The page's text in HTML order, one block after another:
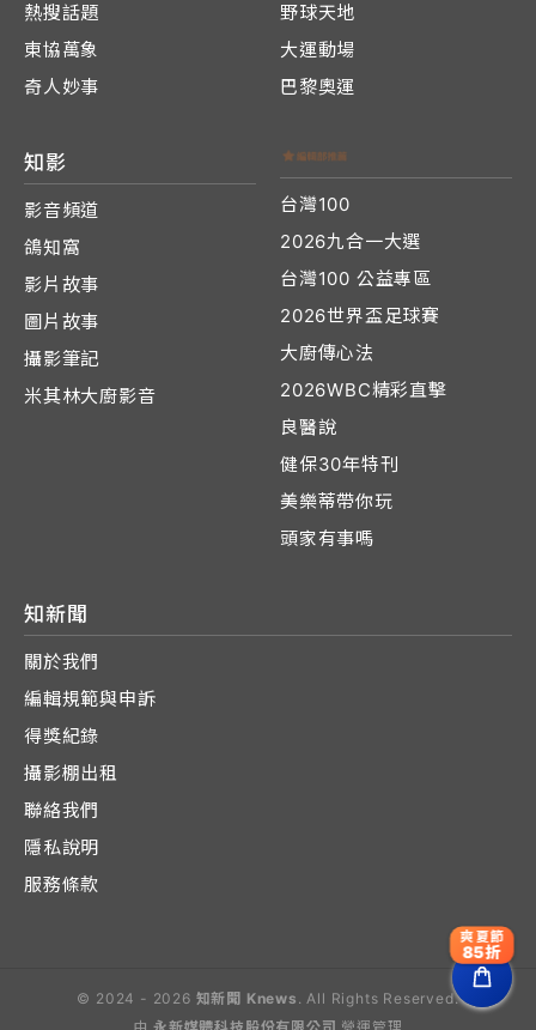
熱搜話題
東協萬象
奇人妙事
野球天地
大運動場
巴黎奧運
知影
影音頻道
鴿知窩
影片故事
圖片故事
攝影筆記
米其林大廚影音
台灣100
2026九合一大選
台灣100 公益專區
2026世界盃足球賽
大廚傳心法
2026WBC精彩直擊
良醫說
健保30年特刊
美樂蒂帶你玩
頭家有事嗎
知新聞
關於我們
編輯規範與申訴
得獎紀錄
攝影棚出租
聯絡我們
隱私說明
服務條款
© 2024 - 2026 知新聞 Knews . All Rights Reserved.
爽夏節
85折